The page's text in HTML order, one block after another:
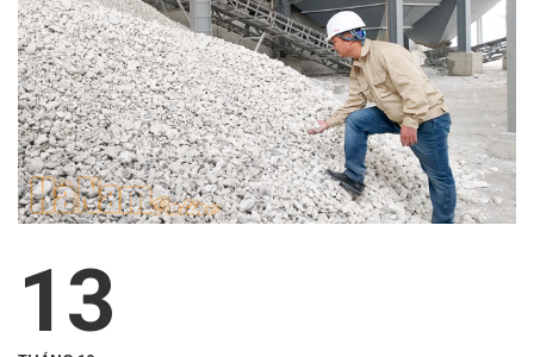
13